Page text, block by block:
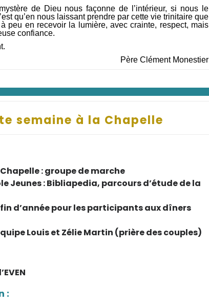
de Dieu nous façonne de l’intérieur, si nous le
qu’en nous laissant prendre par cette vie trinitaire que
peu en recevoir la lumière, avec crainte, respect, mais
confiance.
Père Clément Monestier
semaine à la Chapelle
: groupe de marche
Jeunes : Bibliapedia, parcours d’étude de la
d’année pour les participants aux dîners
Louis et Zélie Martin (prière des couples)
: